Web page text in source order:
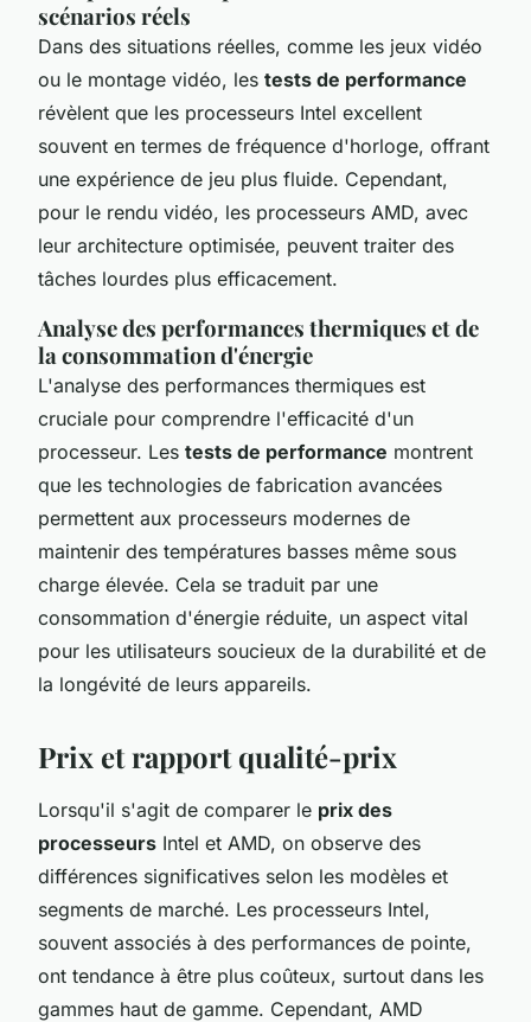
scénarios réels
Dans des situations réelles, comme les jeux vidéo
ou le montage vidéo, les tests de performance
révèlent que les processeurs Intel excellent
souvent en termes de fréquence d'horloge, offrant
une expérience de jeu plus fluide. Cependant,
pour le rendu vidéo, les processeurs AMD, avec
leur architecture optimisée, peuvent traiter des
tâches lourdes plus efficacement.
Analyse des performances thermiques et de
la consommation d'énergie
L'analyse des performances thermiques est
cruciale pour comprendre l'efficacité d'un
processeur. Les tests de performance montrent
que les technologies de fabrication avancées
permettent aux processeurs modernes de
maintenir des températures basses même sous
charge élevée. Cela se traduit par une
consommation d'énergie réduite, un aspect vital
pour les utilisateurs soucieux de la durabilité et de
la longévité de leurs appareils.
Prix et rapport qualité-prix
Lorsqu'il s'agit de comparer le prix des
processeurs Intel et AMD, on observe des
différences significatives selon les modèles et
segments de marché. Les processeurs Intel,
souvent associés à des performances de pointe,
ont tendance à être plus coûteux, surtout dans les
gammes haut de gamme. Cependant, AMD